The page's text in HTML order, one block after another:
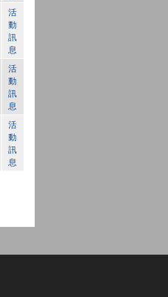
活
動
訊
息
活
動
訊
息
活
動
訊
息